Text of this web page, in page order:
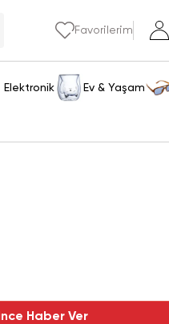
Favorilerim
Elektronik Ev & Yaşam
Haber Ver